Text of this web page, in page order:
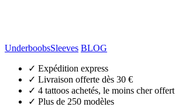
UnderboobsSleeves BLOG
✓ Expédition express
✓ Livraison offerte dès 30 €
✓ 4 tattoos achetés, le moins cher offert
✓ Plus de 250 modèles